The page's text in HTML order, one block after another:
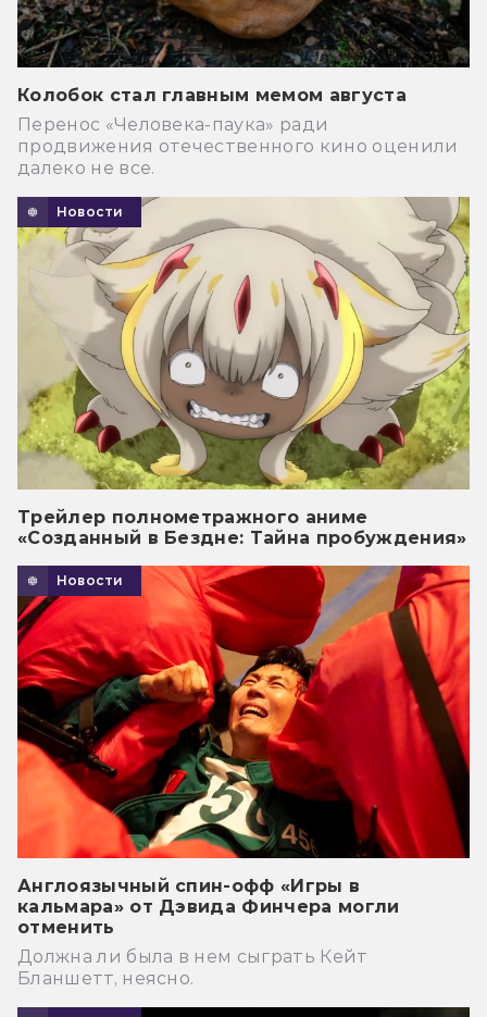
Колобок стал главным мемом августа
Перенос «Человека-паука» ради
продвижения отечественного кино оценили
далеко не все.
Новости
Трейлер полнометражного аниме
«Созданный в Бездне: Тайна пробуждения»
Новости
Англоязычный спин-офф «Игры в
кальмара» от Дэвида Финчера могли
отменить
Должна ли была в нем сыграть Кейт
Бланшетт, неясно.